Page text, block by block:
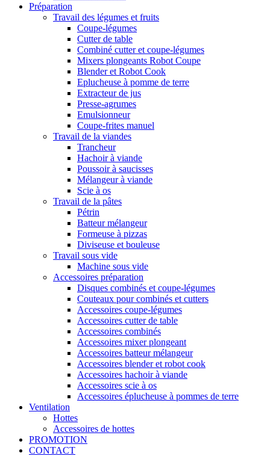
Préparation
Travail des légumes et fruits
Coupe-légumes
Cutter de table
Combiné cutter et coupe-légumes
Mixers plongeants Robot Coupe
Blender et Robot Cook
Eplucheuse à pomme de terre
Extracteur de jus
Presse-agrumes
Emulsionneur
Coupe-frites manuel
Travail de la viandes
Trancheur
Hachoir à viande
Poussoir à saucisses
Mélangeur à viande
Scie à os
Travail de la pâtes
Pétrin
Batteur mélangeur
Formeuse à pizzas
Diviseuse et bouleuse
Travail sous vide
Machine sous vide
Accessoires préparation
Disques combinés et coupe-légumes
Couteaux pour combinés et cutters
Accessoires coupe-légumes
Accessoires cutter de table
Accessoires combinés
Accessoires mixer plongeant
Accessoires batteur mélangeur
Accessoires blender et robot cook
Accessoires hachoir à viande
Accessoires scie à os
Accessoires éplucheuse à pommes de terre
Ventilation
Hottes
Accessoires de hottes
PROMOTION
CONTACT